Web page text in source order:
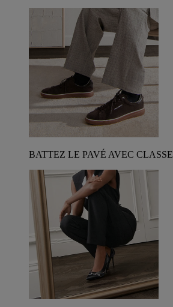
BATTEZ LE PAVÉ AVEC CLASSE